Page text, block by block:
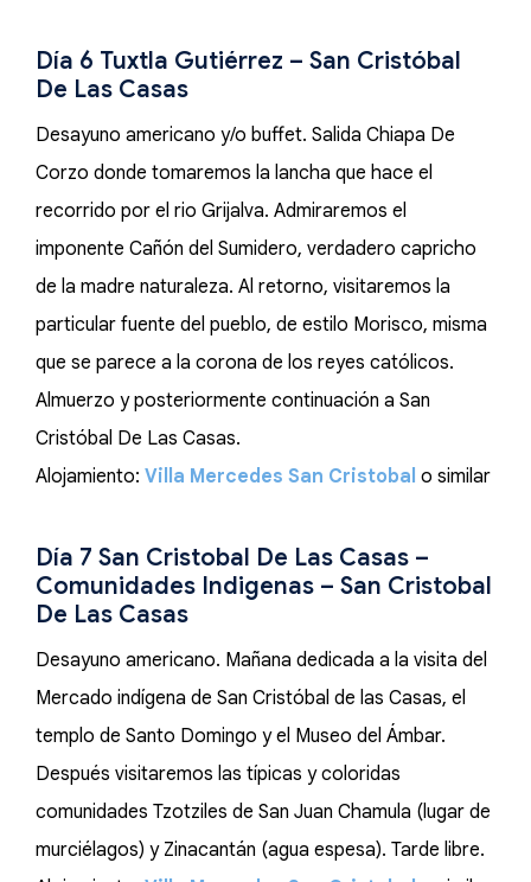
Día 6 Tuxtla Gutiérrez – San Cristóbal
De Las Casas
Desayuno americano y/o buffet. Salida Chiapa De
Corzo donde tomaremos la lancha que hace el
recorrido por el rio Grijalva. Admiraremos el
imponente Cañón del Sumidero, verdadero capricho
de la madre naturaleza. Al retorno, visitaremos la
particular fuente del pueblo, de estilo Morisco, misma
que se parece a la corona de los reyes católicos.
Almuerzo y posteriormente continuación a San
Cristóbal De Las Casas.
Alojamiento: Villa Mercedes San Cristobal o similar
Día 7 San Cristobal De Las Casas –
Comunidades Indigenas – San Cristobal
De Las Casas
Desayuno americano. Mañana dedicada a la visita del
Mercado indígena de San Cristóbal de las Casas, el
templo de Santo Domingo y el Museo del Ámbar.
Después visitaremos las típicas y coloridas
comunidades Tzotziles de San Juan Chamula (lugar de
murciélagos) y Zinacantán (agua espesa). Tarde libre.